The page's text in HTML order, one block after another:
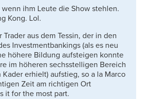
ihm Leute die Show stehlen.
Kong. Lol.
aus dem Tessin, der in den
Investmentbankings (als es neu
höhere Bildung aufsteigen konnte
im höheren sechsstelligen Bereich
erhielt) aufstieg, so a la Marco
Zeit am richtigen Ort
it for the most part.